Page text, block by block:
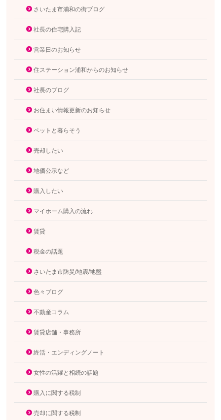
さいたま市浦和の街ブログ
社長の住宅購入記
営業日のお知らせ
住ステーション浦和からのお知らせ
社長のブログ
お住まい情報更新のお知らせ
ペットと暮らそう
売却したい
地価公示など
購入したい
マイホーム購入の流れ
賃貸
税金の話題
さいたま市防災/地震/地盤
色々ブログ
不動産コラム
賃貸店舗・事務所
終活・エンディングノート
女性の活躍と相続の話題
購入に関する税制
売却に関する税制